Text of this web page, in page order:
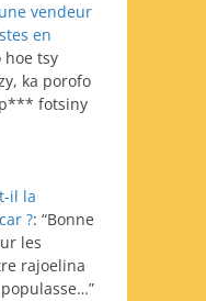
vendeur
en
hoe tsy
ka porofo
fotsiny
il la
?: “Bonne
les
rajoelina
”